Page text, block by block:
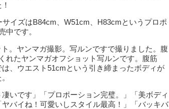
イズはB84cm、W51cm、H83cmというプロポ
中です。
。ヤンマガ撮影。写ルンですで撮りました。腹
れたヤンマガオフショット写ルンです。腹筋
、ウエスト51cmという引き締まったボディが
いです」「プロポーション完璧。」「美ボディ
バイね！可愛いしスタイル最高！」「バッキバ